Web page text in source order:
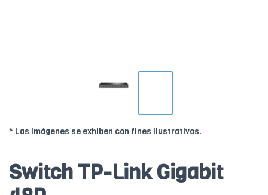
* Las imágenes se exhiben con fines ilustrativos.
Switch TP-Link Gigabit